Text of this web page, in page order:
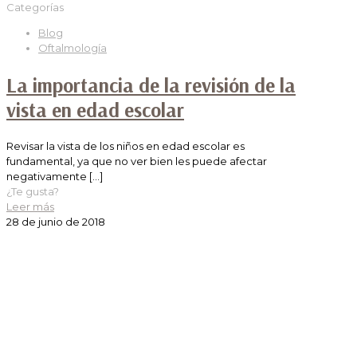
Categorías
Blog
Oftalmología
La importancia de la revisión de la
vista en edad escolar
Revisar la vista de los niños en edad escolar es
fundamental, ya que no ver bien les puede afectar
negativamente […]
¿Te gusta?
Leer más
28 de junio de 2018